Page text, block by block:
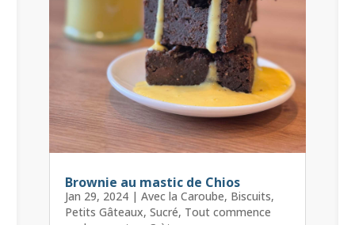
Brownie au mastic de Chios
Jan 29, 2024| Avec la Caroube, Biscuits,
Petits Gâteaux, Sucré, Tout commence